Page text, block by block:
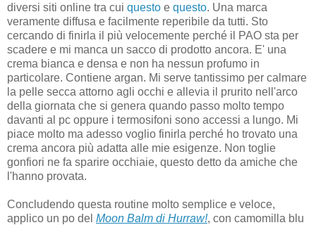
diversi siti online tra cui questo e questo. Una marca
veramente diffusa e facilmente reperibile da tutti. Sto
cercando di finirla il più velocemente perché il PAO sta per
scadere e mi manca un sacco di prodotto ancora. E' una
crema bianca e densa e non ha nessun profumo in
particolare. Contiene argan. Mi serve tantissimo per calmare
la pelle secca attorno agli occhi e allevia il prurito nell'arco
della giornata che si genera quando passo molto tempo
davanti al pc oppure i termosifoni sono accessi a lungo. Mi
piace molto ma adesso voglio finirla perché ho trovato una
crema ancora più adatta alle mie esigenze. Non toglie
gonfiori ne fa sparire occhiaie, questo detto da amiche che
l'hanno provata.
Concludendo questa routine molto semplice e veloce,
applico un po del Moon Balm di Hurraw!, con camomilla blu